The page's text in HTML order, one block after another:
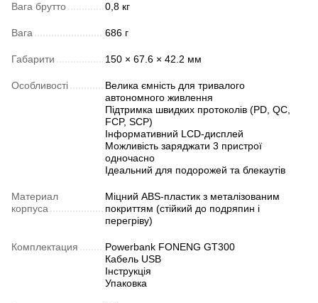
Вага брутто 0,8 кг
Вага 686 г
Габарити 150 × 67.6 × 42.2 мм
Особливості
Велика ємність для тривалого
автономного живлення
Підтримка швидких протоколів (PD, QC,
FCP, SCP)
Інформативний LCD-дисплей
Можливість заряджати 3 пристрої
одночасно
Ідеальний для подорожей та блекаутів
Материал
корпуса
Міцний ABS-пластик з металізованим
покриттям (стійкий до подряпин і
перегріву)
Комплектация
Powerbank FONENG GT300
Кабель USB
Інструкція
Упаковка